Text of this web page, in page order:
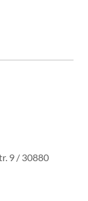
9 / 30880